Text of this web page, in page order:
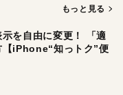
もっと見る
を自由に変更！ 「適
【iPhone“知っトク”便